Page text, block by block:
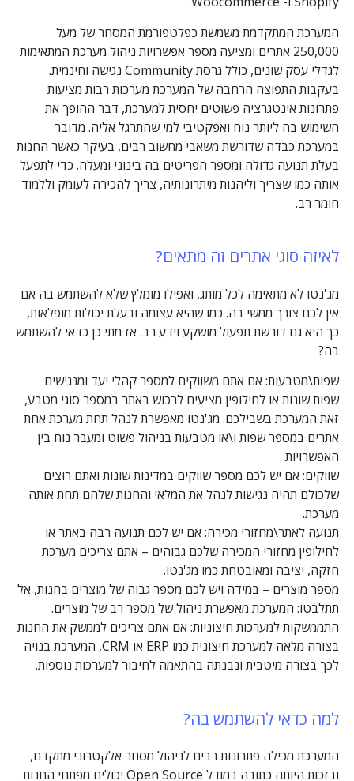
המערכת המתקדמת משמשת כפלטפורמת המסחר של מעל
250,000 אתרים ומציעה מספר אפשרויות ניהול מערכת המתאימות
לגדלי עסק שונים, כולל גרסת Community נגישה וחינמית.
בעקבות התפוצה הרחבה של המערכת מערכות רבות מציעות
פתרונות אינטגרציה פשוטים יחסית למערכת, דבר ההופך את
השימוש בה ליותר נוח ואפקטיבי למי שהתרגל אליה. מדובר
במערכת כבדה שדורשת משאבי מחשוב רבים, בעיקר כאשר החנות
בעלת תנועה גדולה ומספר הפריטים בה בינוני ומעלה. כדי לתפעל
אותה כמו שצריך וליהנות מיתרונותיה, צריך להכירה לעומק וללמוד
חומר רב.
לאיזה סוגי אתרים זה מתאים?
מג'נטו לא מתאימה לכל מותג, ואפילו מומלץ שלא להשתמש בה אם
אין לכם צורך ממשי בה. כמו שהיא עצומה ובעלת יכולות מופלאות,
כך היא גם דורשת תפעול מושקע וידע רב. אז מתי כן כדאי להשתמש
בה?
שפות\מטבעות: אם אתם משווקים למספר קהלי יעד ומנגישים
שפות שונות או לחילופין מציעים לרכוש באתר במספר סוגי מטבע,
זאת המערכת בשבילכם. מג'נטו מאפשרת לנהל תחת מערכת אחת
אתרים במספר שפות ו\או מטבעות בניהול פשוט ומעבר נוח בין
האפשרויות.
שווקים: אם יש לכם מספר שווקים במדינות שונות ואתם רוצים
שלכולם תהיה נגישות לנהל את המלאי והחנות שלהם תחת אותה
מערכת.
תנועה לאתר\מחזורי מכירה: אם יש לכם תנועה רבה באתר או
לחילופין מחזורי המכירה שלכם גבוהים – אתם צריכים מערכת
חזקה, יציבה ומאובטחת כמו מג'נטו.
מספר מוצרים – במידה ויש לכם מספר גבוה של מוצרים בחנות, אל
תתלבטו: המערכת מאפשרת ניהול של מספר רב של מוצרים.
התממשקות למערכות חיצוניות: אם אתם צריכים לממשק את החנות
בצורה מלאה למערכת חיצונית כמו ERP או CRM, המערכת בנויה
לכך בצורה מיטבית ונבנתה בהתאמה לחיבור למערכות נוספות.
למה כדאי להשתמש בה?
המערכת מכילה פתרונות רבים לניהול מסחר אלקטרוני מתקדם,
ובזכות היותה כתובה במודל Open Source יכולים מפתחי החנות